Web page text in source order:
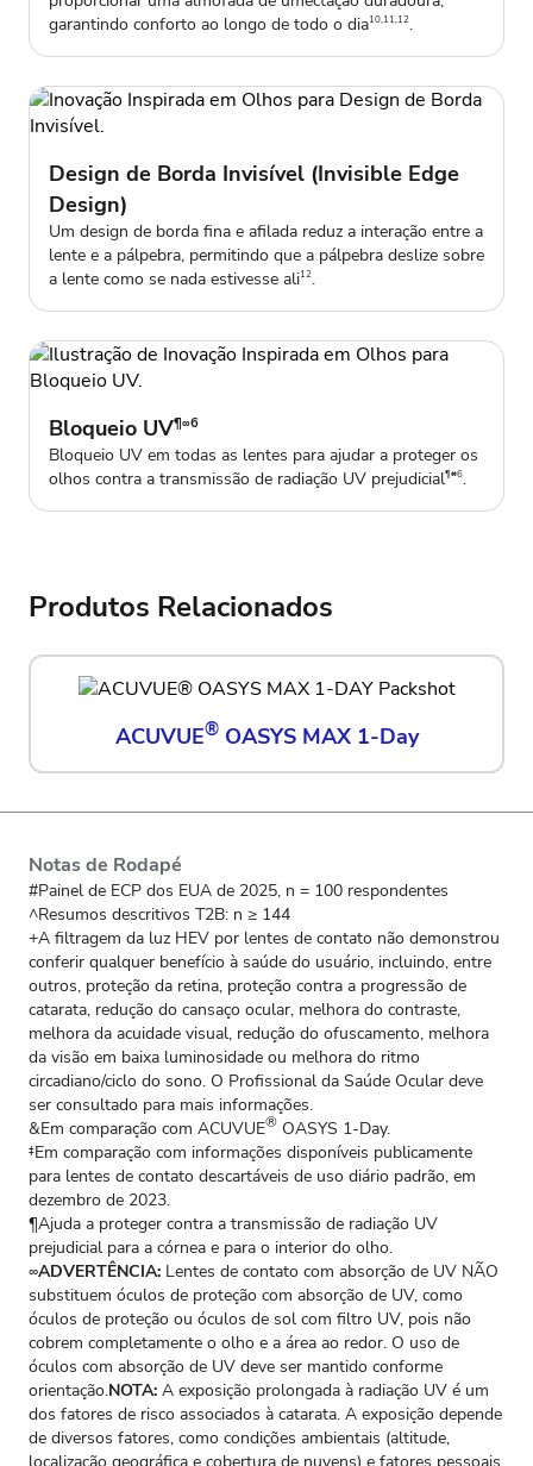
garantindo conforto ao longo de todo o dia10,11,12.
Design de Borda Invisível (Invisible Edge
Design)
Um design de borda fina e afilada reduz a interação entre a
lente e a pálpebra, permitindo que a pálpebra deslize sobre
a lente como se nada estivesse ali12.
Bloqueio UV¶∞6
Bloqueio UV em todas as lentes para ajudar a proteger os
olhos contra a transmissão de radiação UV prejudicial¶∞6.
Produtos Relacionados
ACUVUE®OASYS MAX 1-Day
Notas de Rodapé
#Painel de ECP dos EUA de 2025, n = 100 respondentes
^Resumos descritivos T2B: n ≥ 144
+A filtragem da luz HEV por lentes de contato não demonstrou
conferir qualquer benefício à saúde do usuário, incluindo, entre
outros, proteção da retina, proteção contra a progressão de
catarata, redução do cansaço ocular, melhora do contraste,
melhora da acuidade visual, redução do ofuscamento, melhora
da visão em baixa luminosidade ou melhora do ritmo
circadiano/ciclo do sono. O Profissional da Saúde Ocular deve
ser consultado para mais informações.
&Em comparação com ACUVUE® OASYS 1‑Day.
‡Em comparação com informações disponíveis publicamente
para lentes de contato descartáveis de uso diário padrão, em
dezembro de 2023.
¶Ajuda a proteger contra a transmissão de radiação UV
prejudicial para a córnea e para o interior do olho.
∞ADVERTÊNCIA: Lentes de contato com absorção de UV NÃO
substituem óculos de proteção com absorção de UV, como
óculos de proteção ou óculos de sol com filtro UV, pois não
cobrem completamente o olho e a área ao redor. O uso de
óculos com absorção de UV deve ser mantido conforme
orientação.NOTA: A exposição prolongada à radiação UV é um
dos fatores de risco associados à catarata. A exposição depende
de diversos fatores, como condições ambientais (altitude,